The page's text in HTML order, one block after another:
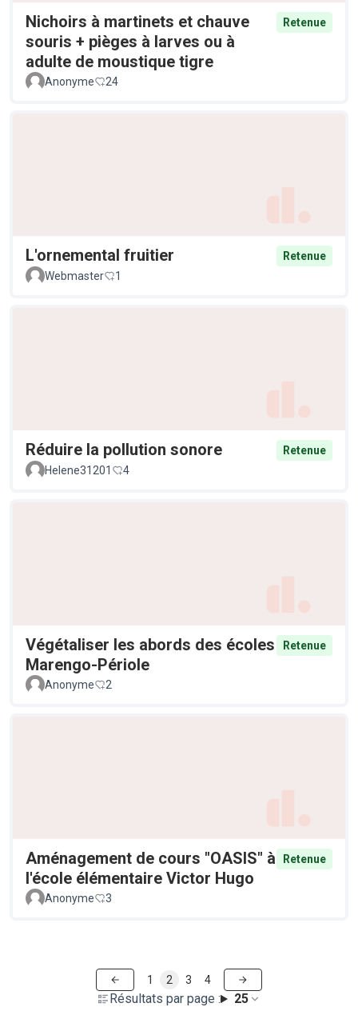
Nichoirs à martinets et chauve
souris + pièges à larves ou à
adulte de moustique tigre
Retenue
Anonyme 24
L'ornemental fruitier
Retenue
Webmaster
1
Réduire la pollution sonore
Retenue
Helene31201
4
Végétaliser les abords des écoles
Marengo-Périole
Retenue
Anonyme 2
Aménagement de cours "OASIS" à
l'école élémentaire Victor Hugo
Retenue
Anonyme 3
Résultats par page : 25
1 2 3 4